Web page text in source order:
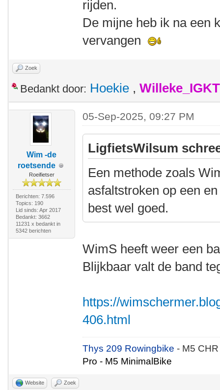
rijden.
De mijne heb ik na een
vervangen
Zoek
Bedankt door: Hoekie , Willeke_IGKT
Wim -de
roetsende
Roeifietser
Berichten: 7.596
Topics: 190
Lid sinds: Apr 2017
Bedankt: 3662
11231 x bedankt in
5342 berichten
05-Sep-2025, 09:27 PM
LigfietsWilsum
Een methode zoals
asfaltstroken op een
best wel goed.
WimS heeft weer een
Blijkbaar valt de band
https://
406.html
Thys 209 Rowingbike- M5
Pro - M5 MinimalBike
Website Zoek